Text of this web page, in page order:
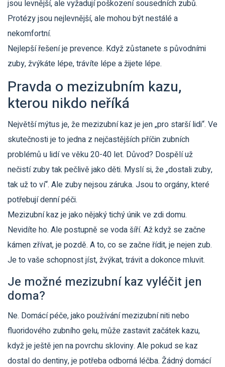
jsou levnější, ale vyžadují poškození sousedních zubů.
Protézy jsou nejlevnější, ale mohou být nestálé a
nekomfortní.
Nejlepší řešení je prevence. Když zůstanete s původními
zuby, žvýkáte lépe, trávíte lépe a žijete lépe.
Pravda o mezizubním kazu,
kterou nikdo neříká
Největší mýtus je, že mezizubní kaz je jen „pro starší lidi“. Ve
skutečnosti je to jedna z nejčastějších příčin zubních
problémů u lidí ve věku 20-40 let. Důvod? Dospělí už
nečistí zuby tak pečlivě jako děti. Myslí si, že „dostali zuby,
tak už to ví“. Ale zuby nejsou záruka. Jsou to orgány, které
potřebují denní péči.
Mezizubní kaz je jako nějaký tichý únik ve zdi domu.
Nevidíte ho. Ale postupně se voda šíří. Až když se začne
kámen zřívat, je pozdě. A to, co se začne řídit, je nejen zub.
Je to vaše schopnost jíst, žvýkat, trávit a dokonce mluvit.
Je možné mezizubní kaz vyléčit jen
doma?
Ne. Domácí péče, jako používání mezizubní niti nebo
fluoridového zubního gelu, může zastavit začátek kazu,
když je ještě jen na povrchu skloviny. Ale pokud se kaz
dostal do dentiny, je potřeba odborná léčba. Žádný domácí